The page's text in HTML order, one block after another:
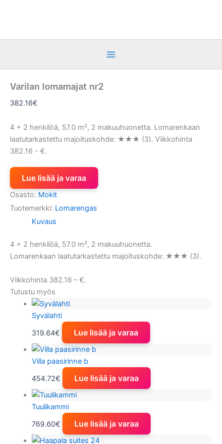
Varilan lomamajat nr2
382.16€
4 + 2 henkilöä, 57.0 m², 2 makuuhuonetta. Lomarenkaan
laatutarkastettu majoituskohde: ★★★ (3). Viikkohinta
382.16 - €.
Lue lisää ja varaa
Osasto: Mokit
Tuotemerkki: Lomarengas
Kuvaus
4 + 2 henkilöä, 57.0 m², 2 makuuhuonetta.
Lomarenkaan laatutarkastettu majoituskohde: ★★★ (3).
Viikkohinta 382.16 – €.
Tutustu myös
Syvälahti
319.64€ Lue lisää ja varaa
Villa paasirinne b
454.72€ Lue lisää ja varaa
Tuulikammi
769.60€ Lue lisää ja varaa